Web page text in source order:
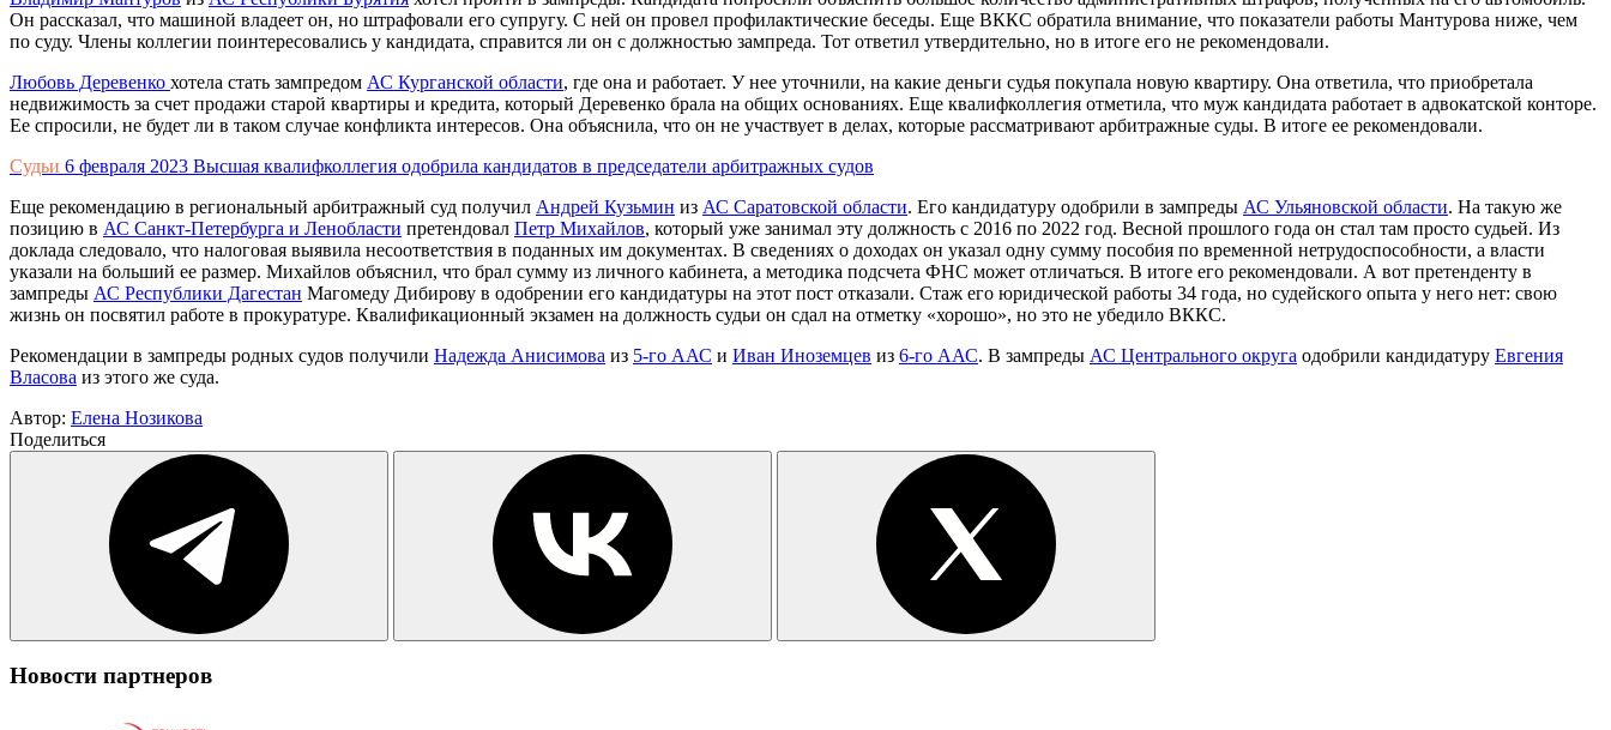
Он рассказал, что машиной владеет он, но штрафовали его супругу. С ней он провел профилактические беседы. Еще ВККС обратила внимание, что показатели работы Мантурова ниже, чем
по суду. Члены коллегии поинтересовались у кандидата, справится ли он с должностью зампреда. Тот ответил утвердительно, но в итоге его не рекомендовали.
Любовь Деревенко хотела стать зампредом АС Курганской области, где она и работает. У нее уточнили, на какие деньги судья покупала новую квартиру. Она ответила, что приобретала
недвижимость за счет продажи старой квартиры и кредита, который Деревенко брала на общих основаниях. Еще квалифколлегия отметила, что муж кандидата работает в адвокатской конторе.
Ее спросили, не будет ли в таком случае конфликта интересов. Она объяснила, что он не участвует в делах, которые рассматривают арбитражные суды. В итоге ее рекомендовали.
Судьи 6 февраля 2023 Высшая квалифколлегия одобрила кандидатов в председатели арбитражных судов
Еще рекомендацию в региональный арбитражный суд получил Андрей Кузьмин из АС Саратовской области. Его кандидатуру одобрили в зампреды АС Ульяновской области. На такую же
позицию в АС Санкт-Петербурга и Ленобласти претендовал Петр Михайлов, который уже занимал эту должность с 2016 по 2022 год. Весной прошлого года он стал там просто судьей. Из
доклада следовало, что налоговая выявила несоответствия в поданных им документах. В сведениях о доходах он указал одну сумму пособия по временной нетрудоспособности, а власти
указали на больший ее размер. Михайлов объяснил, что брал сумму из личного кабинета, а методика подсчета ФНС может отличаться. В итоге его рекомендовали. А вот претенденту в
зампреды АС Республики Дагестан Магомеду Дибирову в одобрении его кандидатуры на этот пост отказали. Стаж его юридической работы 34 года, но судейского опыта у него нет: свою
жизнь он посвятил работе в прокуратуре. Квалификационный экзамен на должность судьи он сдал на отметку «хорошо», но это не убедило ВККС.
Рекомендации в зампреды родных судов получили Надежда Анисимова из 5-го ААС и Иван Иноземцев из 6-го ААС. В зампреды АС Центрального округа одобрили кандидатуру Евгения
Власова из этого же суда.
Автор: Елена Нозикова
Поделиться
Новости партнеров